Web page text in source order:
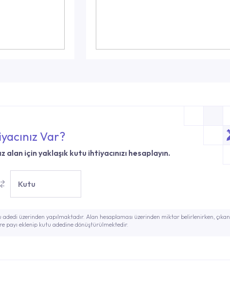
Var?
alan için yaklaşık kutu ihtiyacınızı hesaplayın.
Kutu
adedi üzerinden yapılmaktadır. Alan hesaplaması üzerinden miktar belirlenirken, çıkan
payı eklenip kutu adedine dönüştürülmektedir.